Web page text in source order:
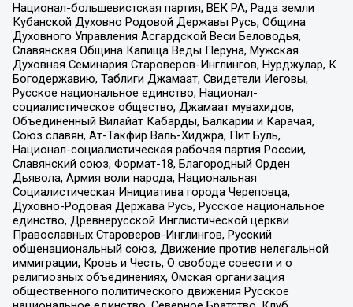
Национал-большевистская партия, ВЕК РА, Рада земли
Кубанской Духовно Родовой Державы Русь, Община
Духовного Управления Асгардской Веси Беловодья,
Славянская Община Капища Веды Перуна, Мужская
Духовная Семинария Староверов-Инглингов, Нурджулар, К
Богодержавию, Таблиги Джамаат, Свидетели Иеговы,
Русское национальное единство, Национал-
социалистическое общество, Джамаат мувахидов,
Объединенный Вилайат Кабарды, Балкарии и Карачая,
Союз славян, Ат-Такфир Валь-Хиджра, Пит Буль,
Национал-социалистическая рабочая партия России,
Славянский союз, Формат-18, Благородный Орден
Дьявола, Армия воли народа, Национальная
Социалистическая Инициатива города Череповца,
Духовно-Родовая Держава Русь, Русское национальное
единство, Древнерусской Инглистической церкви
Православных Староверов-Инглингов, Русский
общенациональный союз, Движение против нелегальной
иммиграции, Кровь и Честь, О свободе совести и о
религиозных объединениях, Омская организация
общественного политического движения Русское